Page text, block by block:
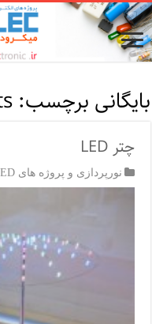
بایگانی برچسب:
چتر LED
نورپردازی و پروژه های LED